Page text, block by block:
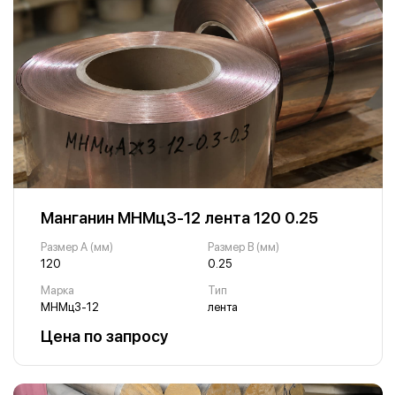
Манганин МНМц3-12 лента 120 0.25
Размер A (мм)
120
Размер B (мм)
0.25
Марка
МНМц3-12
Тип
лента
Цена по запросу